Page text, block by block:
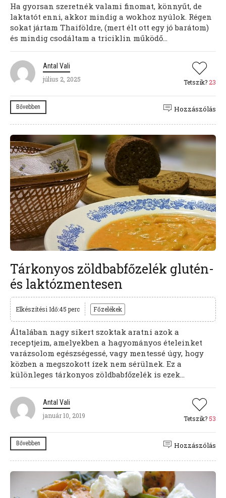
Ha gyorsan szeretnék valami finomat, könnyűt, de
laktatót enni, akkor mindig a wokhoz nyúlok. Régen
sokat jártam Thaiföldre, (mert élt ott egy jó barátom)
és mindig csodáltam a triciklin működő...
Antal Vali
július 2, 2025
Tetszik? 23
Bővebben Hozzászólás
Tárkonyos zöldbabfőzelék glutén-
és laktózmentesen
Elkészítési Idő:45 perc Főzelékek
Általában nagy sikert szoktak aratni azok a
receptjeim, amelyekben a hagyományos ételeinket
varázsolom egészségessé, vagy mentessé úgy, hogy
közben a megszokott ízek nem sérülnek. Ez a
különleges tárkonyos zöldbabfőzelék is ezek...
Antal Vali
január 10, 2019
Tetszik? 53
Bővebben Hozzászólás